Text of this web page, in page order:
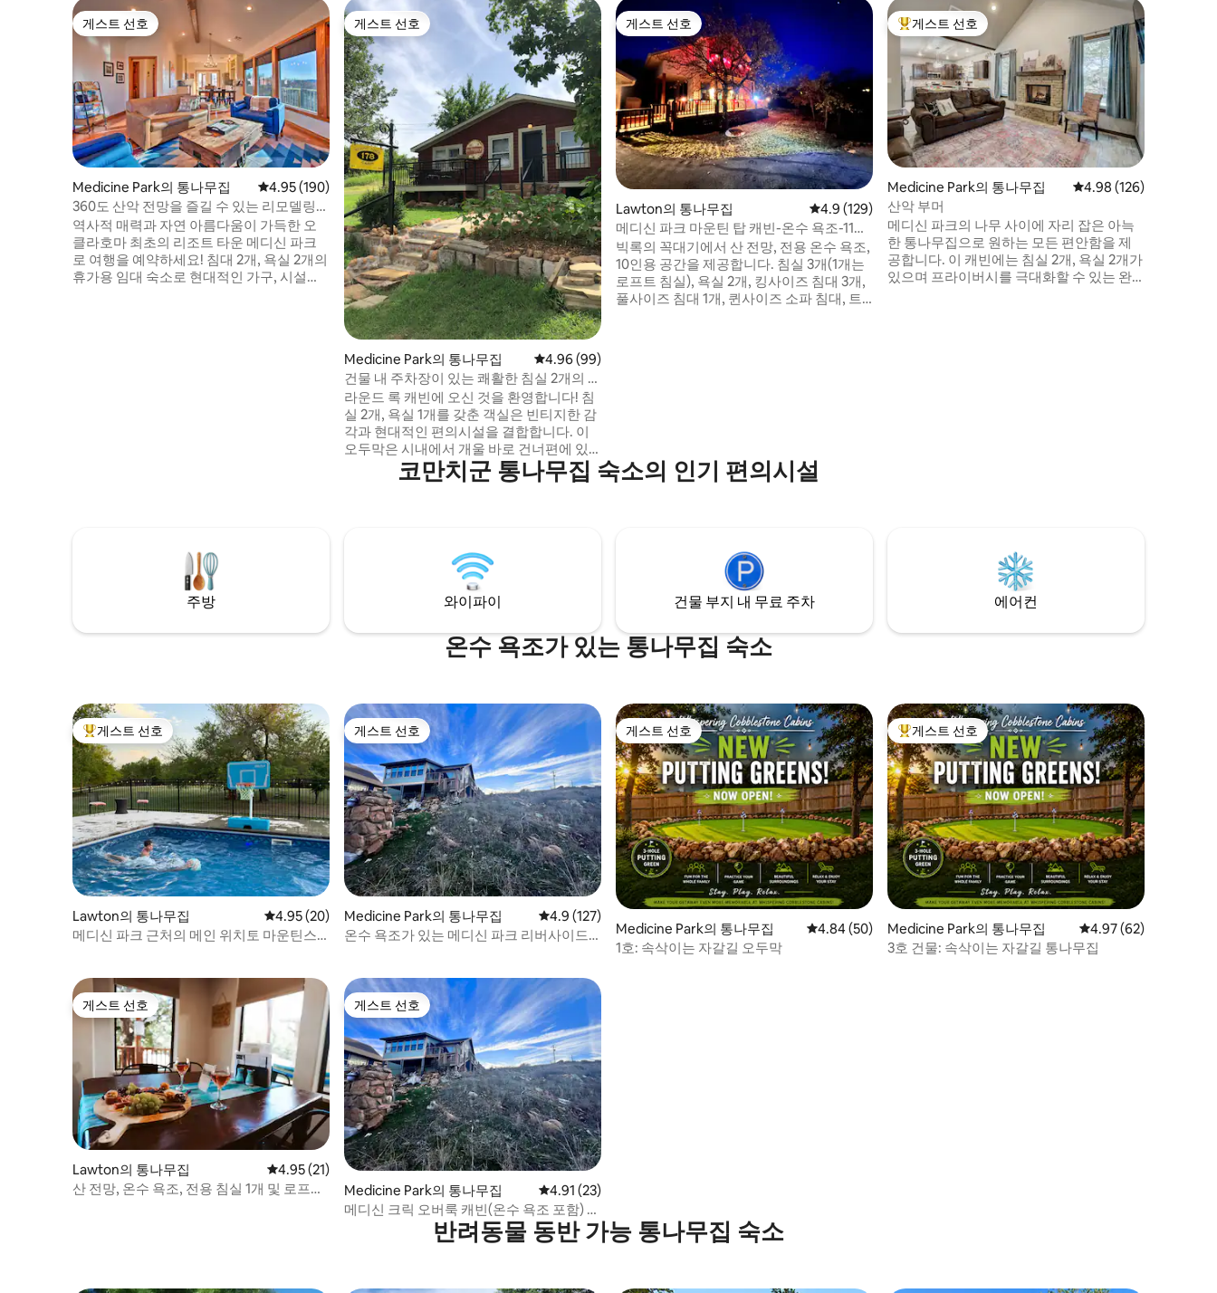
게스트 선호
게스트 선호
Medicine Park의 통나무집 평점 4.95점(5점 만점), 후기 190개
4.95 (190)
360도 산악 전망을 즐길 수 있는 리모델링된
통나무집: 호수까지 1마일
역사적 매력과 자연 아름다움이 가득한 오
클라호마 최초의 리조트 타운 메디신 파크
로 여행을 예약하세요! 침대 2개, 욕실 2개의
휴가용 임대 숙소로 현대적인 가구, 시설이
게스트 선호
게스트 선호
Medicine Park의 통나무집 평점 4.96점(5점 만점), 후기 99개
4.96 (99)
건물 내 주차장이 있는 쾌활한 침실 2개의 통
나무집!
라운드 록 캐빈에 오신 것을 환영합니다! 침
실 2개, 욕실 1개를 갖춘 객실은 빈티지한 감
각과 현대적인 편의시설을 결합합니다. 이
오두막은 시내에서 개울 바로 건너편에 있
으므로 메디신 파크의 모든 것을 즐길 수 있
보호구역을 방문하거나, 배스 호수에서 수
데크에 앉아 휴식을 취하세요!
게스트 선호
게스트 선호
Lawton의 통나무집 평점 4.9점(5점 만점), 후기 129개
4.9 (129)
메디신 파크 마운틴 탑 캐빈-온수 욕조-11명
수용
빅록의 꼭대기에서 산 전망, 전용 온수 욕조,
10인용 공간을 제공합니다. 침실 3개(1개는
로프트 침실), 욕실 2개, 킹사이즈 침대 3개,
풀사이즈 침대 1개, 퀸사이즈 소파 침대, 트
상위 게스트 선호
게스트 선호
Medicine Park의 통나무집 평점 4.98점(5점 만점),
4.98 (126)
산악 부머
메디신 파크의 나무 사이에 자리 잡은 아늑
한 통나무집으로 원하는 모든 편안함을 제
공합니다. 이 캐빈에는 침실 2개, 욕실 2개가
있으며 프라이버시를 극대화할 수 있는 완
코만치군 통나무집 숙소의 인기 편의시설
주방 와이파이 건물 부지 내 무료 주차 에어컨
온수 욕조가 있는 통나무집 숙소
상위 게스트 선호
게스트 선호
Lawton의 통나무집 평점 4.95점(5점 만점), 후기 20개
4.95 (20)
메디신 파크 근처의 메인 위치토 마운틴스
게스트 선호
게스트 선호
Medicine Park의 통나무집 평점 4.9점(5점 만점), 후기 127개
4.9 (127)
온수 욕조가 있는 메디신 파크 리버사이드
게스트 선호
게스트 선호
Medicine Park의 통나무집 평점 4.84점(5점 만점), 후기 50개
4.84 (50)
1호: 속삭이는 자갈길 오두막
상위 게스트 선호
게스트 선호
Medicine Park의 통나무집 평점 4.97점(5점 만점),
4.97 (62)
3호 건물: 속삭이는 자갈길 통나무집
게스트 선호
게스트 선호
Lawton의 통나무집 평점 4.95점(5점 만점), 후기 21개
4.95 (21)
산 전망, 온수 욕조, 전용 침실 1개 및 로프트
게스트 선호
게스트 선호
Medicine Park의 통나무집 평점 4.91점(5점 만점), 후기 23개
4.91 (23)
메디신 크릭 오버룩 캐빈(온수 욕조 포함) -
반려동물 동반 가능 통나무집 숙소